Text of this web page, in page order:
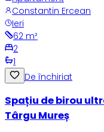
Constantin Ercean
Ieri
62 m²
2
1
De închiriat
Spațiu de birou
Târgu Mureș